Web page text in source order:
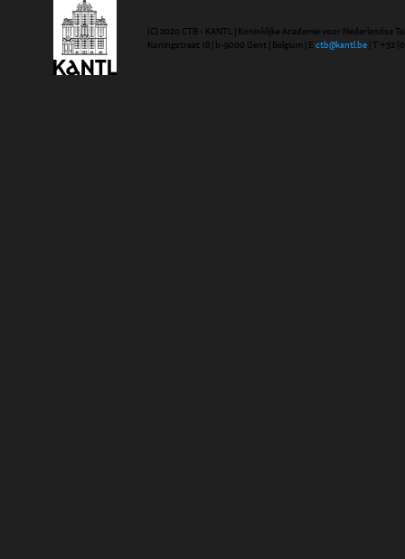
(C) 2020 CTB - KANTL | Koninklijke Academie voor Nederlandse
Koningstraat 18 | b-9000 Gent | Belgium | E ctb@kantl.be | T +32